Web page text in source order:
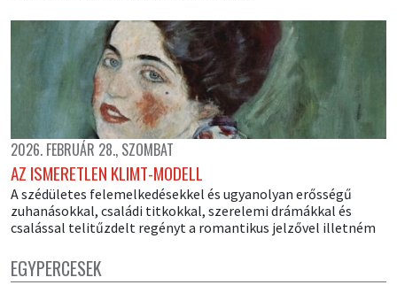
2026. FEBRUÁR 28., SZOMBAT
AZ ISMERETLEN KLIMT-MODELL
A szédületes felemelkedésekkel és ugyanolyan erősségű
zuhanásokkal, családi titkokkal, szerelemi drámákkal és
csalással telitűzdelt regényt a romantikus jelzővel illetném
EGYPERCESEK